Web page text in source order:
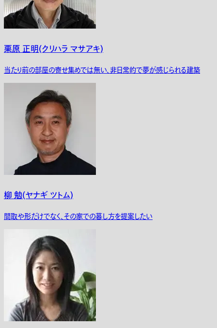
栗原 正明(クリハラ マサアキ)
当たり前の部屋の寄せ集めでは無い、非日常的で夢が感じられる建築
柳 勉(ヤナギ ツトム)
間取や形だけでなく、その家での暮し方を提案したい